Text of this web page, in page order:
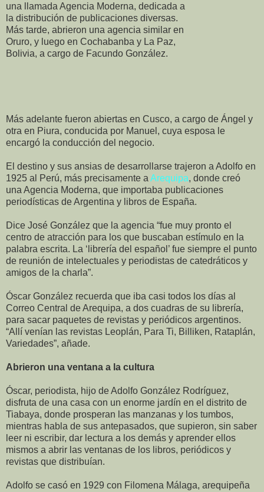
una llamada Agencia Moderna, dedicada a
la distribución de publicaciones diversas.
Más tarde, abrieron una agencia similar en
Oruro, y luego en Cochabanba y La Paz,
Bolivia, a cargo de Facundo González.
Más adelante fueron abiertas en Cusco, a cargo de Ángel y
otra en Piura, conducida por Manuel, cuya esposa le
encargó la conducción del negocio.
El destino y sus ansias de desarrollarse trajeron a Adolfo en
1925 al Perú, más precisamente a Arequipa, donde creó
una Agencia Moderna, que importaba publicaciones
periodísticas de Argentina y libros de España.
Dice José González que la agencia “fue muy pronto el
centro de atracción para los que buscaban estímulo en la
palabra escrita. La ‘librería del español’ fue siempre el punto
de reunión de intelectuales y periodistas de catedráticos y
amigos de la charla”.
Óscar González recuerda que iba casi todos los días al
Correo Central de Arequipa, a dos cuadras de su librería,
para sacar paquetes de revistas y periódicos argentinos.
“Allí venían las revistas Leoplán, Para Ti, Billiken, Rataplán,
Variedades”, añade.
Abrieron una ventana a la cultura
Óscar, periodista, hijo de Adolfo González Rodríguez,
disfruta de una casa con un enorme jardín en el distrito de
Tiabaya, donde prosperan las manzanas y los tumbos,
mientras habla de sus antepasados, que supieron, sin saber
leer ni escribir, dar lectura a los demás y aprender ellos
mismos a abrir las ventanas de los libros, periódicos y
revistas que distribuían.
Adolfo se casó en 1929 con Filomena Málaga, arequipeña